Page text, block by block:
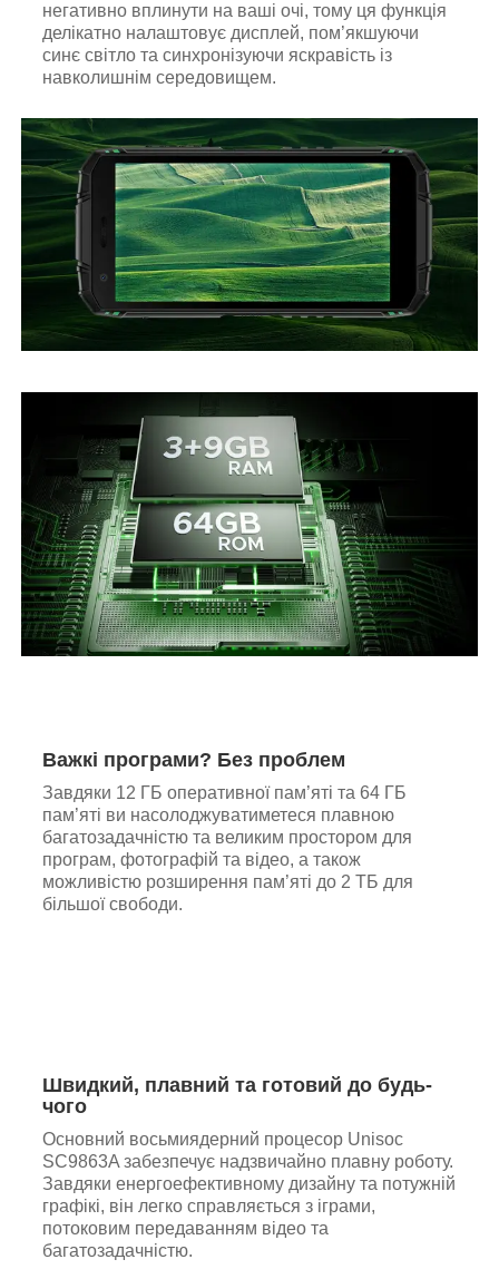
негативно вплинути на ваші очі, тому ця функція
делікатно налаштовує дисплей, пом’якшуючи
синє світло та синхронізуючи яскравість із
навколишнім середовищем.
Важкі програми? Без проблем
Завдяки 12 ГБ оперативної пам’яті та 64 ГБ
пам’яті ви насолоджуватиметеся плавною
багатозадачністю та великим простором для
програм, фотографій та відео, а також
можливістю розширення пам’яті до 2 ТБ для
більшої свободи.
Швидкий, плавний та готовий до будь-
чого
Основний восьмиядерний процесор Unisoc
SC9863A забезпечує надзвичайно плавну роботу.
Завдяки енергоефективному дизайну та потужній
графікі, він легко справляється з іграми,
потоковим передаванням відео та
багатозадачністю.